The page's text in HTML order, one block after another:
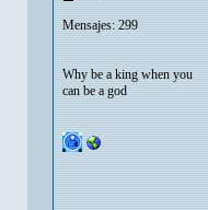
Mensajes: 299
Why be a king when you
can be a god